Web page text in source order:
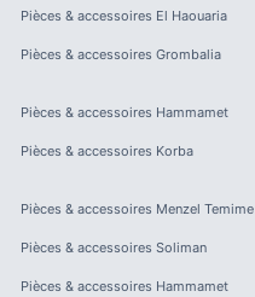
Pièces & accessoires El Haouaria
Pièces & accessoires Grombalia
Pièces & accessoires Hammamet
Pièces & accessoires Korba
Pièces & accessoires Menzel Temime
Pièces & accessoires Soliman
Pièces & accessoires Hammamet